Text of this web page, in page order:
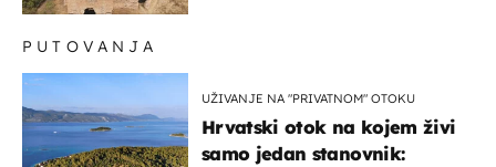
PUTOVANJA
UŽIVANJE NA "PRIVATNOM" OTOKU
Hrvatski otok na kojem živi
samo jedan stanovnik: